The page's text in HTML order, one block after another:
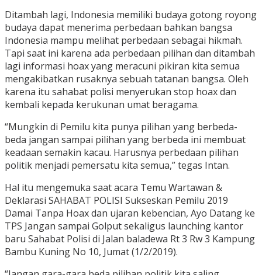
Ditambah lagi, Indonesia memiliki budaya gotong royong
budaya dapat menerima perbedaan bahkan bangsa
Indonesia mampu melihat perbedaan sebagai hikmah.
Tapi saat ini karena ada perbedaan pilihan dan ditambah
lagi informasi hoax yang meracuni pikiran kita semua
mengakibatkan rusaknya sebuah tatanan bangsa. Oleh
karena itu sahabat polisi menyerukan stop hoax dan
kembali kepada kerukunan umat beragama.
“Mungkin di Pemilu kita punya pilihan yang berbeda-
beda jangan sampai pilihan yang berbeda ini membuat
keadaan semakin kacau. Harusnya perbedaan pilihan
politik menjadi pemersatu kita semua,” tegas Intan.
Hal itu mengemuka saat acara Temu Wartawan &
Deklarasi SAHABAT POLISI Sukseskan Pemilu 2019
Damai Tanpa Hoax dan ujaran kebencian, Ayo Datang ke
TPS Jangan sampai Golput sekaligus launching kantor
baru Sahabat Polisi di Jalan baladewa Rt 3 Rw 3 Kampung
Bambu Kuning No 10, Jumat (1/2/2019).